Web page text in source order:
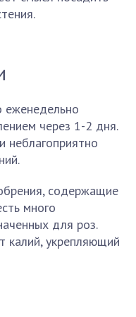
еженедельно
через 1-2 дня.
неблагоприятно
содержащие
много
для роз.
калий, укрепляющий